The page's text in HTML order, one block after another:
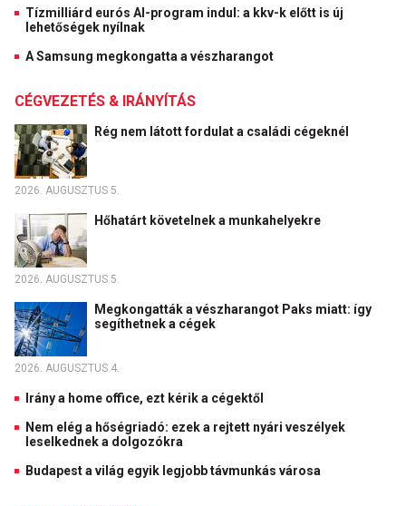
Tízmilliárd eurós AI-program indul: a kkv-k előtt is új
lehetőségek nyílnak
A Samsung megkongatta a vészharangot
CÉGVEZETÉS & IRÁNYÍTÁS
Rég nem látott fordulat a családi cégeknél
2026. AUGUSZTUS 5.
Hőhatárt követelnek a munkahelyekre
2026. AUGUSZTUS 5.
Megkongatták a vészharangot Paks miatt: így
segíthetnek a cégek
2026. AUGUSZTUS 4.
Irány a home office, ezt kérik a cégektől
Nem elég a hőségriadó: ezek a rejtett nyári veszélyek
leselkednek a dolgozókra
Budapest a világ egyik legjobb távmunkás városa